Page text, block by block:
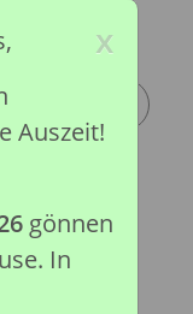
x
Auszeit!
gönnen
In